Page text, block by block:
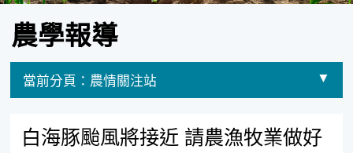
農學報導
當前分頁： 農情關注站
白海豚颱風將接近 請農漁牧業做好